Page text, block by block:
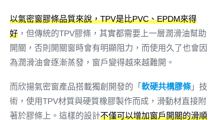
以氣密窗膠條品質來說，TPV是比PVC、EPDM來得
好 ，但傳統的TPV膠條，其實都需要上一層潤滑油幫助
開關，否則開關窗時會有明顯阻力，而使用久了也會因
為潤滑油會逐漸蒸發，窗戶變得越來越難開。
而欣揚氣密窗產品搭載獨創開發的「 軟硬共構膠條 」技
術，使用TPV材質與硬質橡膠製作而成，滑動材直接附
著於膠條上。這樣的設計不僅可以增加窗戶開關的滑順